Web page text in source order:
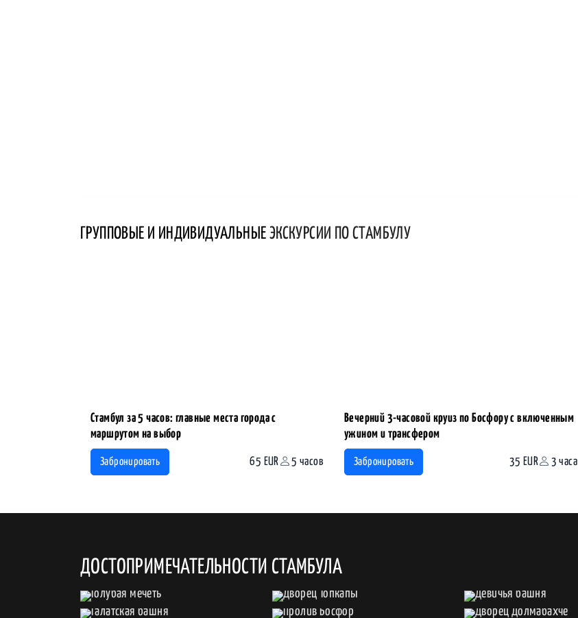
ГРУППОВЫЕ И ИНДИВИДУАЛЬНЫЕ ЭКСКУРСИИ ПО СТАМБУЛУ
Стамбул за 5 часов: главные места города с
маршрутом на выбор
Забронировать 65 EUR 5 часов
Вечерний 3-часовой круиз по Босфору с включенным
ужином и трансфером
Забронировать 35 EUR 3 часа
ДОСТОПРИМЕЧАТЕЛЬНОСТИ СТАМБУЛА